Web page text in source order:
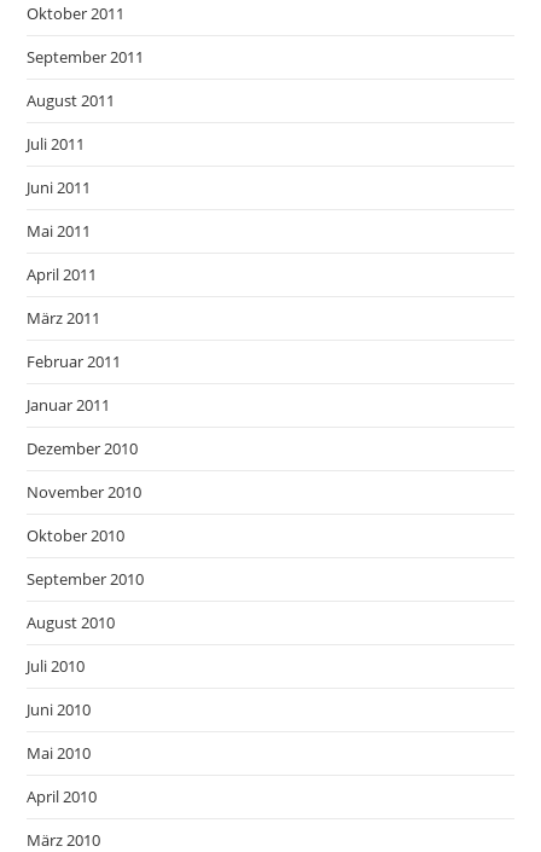
Oktober 2011
September 2011
August 2011
Juli 2011
Juni 2011
Mai 2011
April 2011
März 2011
Februar 2011
Januar 2011
Dezember 2010
November 2010
Oktober 2010
September 2010
August 2010
Juli 2010
Juni 2010
Mai 2010
April 2010
März 2010